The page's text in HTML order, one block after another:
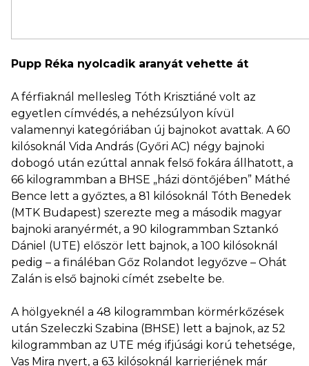
Pupp Réka nyolcadik aranyát vehette át
A férfiaknál mellesleg Tóth Krisztiáné volt az
egyetlen címvédés, a nehézsúlyon kívül
valamennyi kategóriában új bajnokot avattak. A 60
kilósoknál Vida András (Győri AC) négy bajnoki
dobogó után ezúttal annak felső fokára állhatott, a
66 kilogrammban a BHSE „házi döntőjében” Máthé
Bence lett a győztes, a 81 kilósoknál Tóth Benedek
(MTK Budapest) szerezte meg a második magyar
bajnoki aranyérmét, a 90 kilogrammban Sztankó
Dániel (UTE) először lett bajnok, a 100 kilósoknál
pedig – a fináléban Gőz Rolandot legyőzve – Ohát
Zalán is első bajnoki címét zsebelte be.
A hölgyeknél a 48 kilogrammban körmérkőzések
után Szeleczki Szabina (BHSE) lett a bajnok, az 52
kilogrammban az UTE még ifjúsági korú tehetsége,
Vas Mira nyert, a 63 kilósoknál karrierjének már